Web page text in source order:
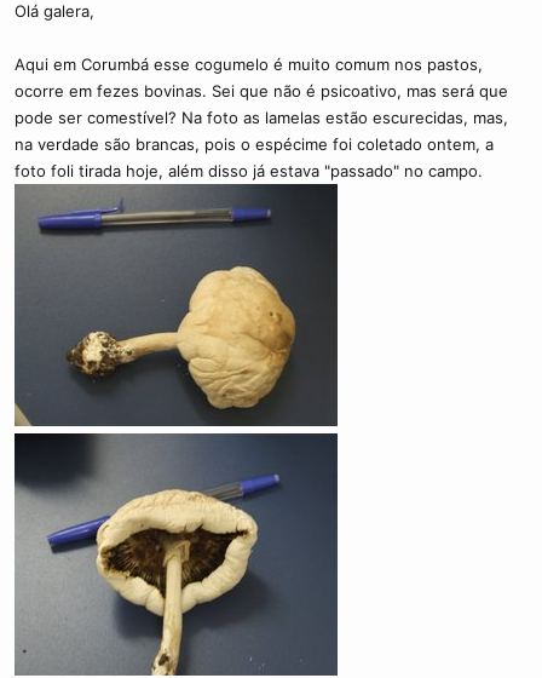
ó
Olá galera,
Aqui em Corumbá esse cogumelo é muito comum nos pastos,
ocorre em fezes bovinas. Sei que não é psicoativo, mas será que
pode ser comestível? Na foto as lamelas estão escurecidas, mas,
na verdade são brancas, pois o espécime foi coletado ontem, a
foto foli tirada hoje, além disso já estava "passado" no campo.